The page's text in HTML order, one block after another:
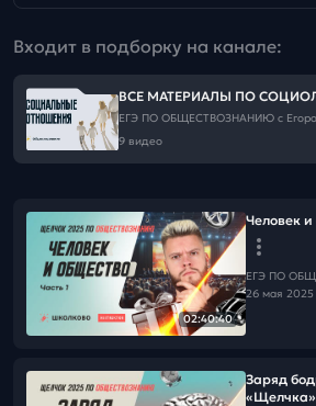
Входит в подборку на канале:
ВСЕ МАТЕРИАЛЫ ПО
ЕГЭ ПО ОБЩЕСТВОЗНАНИЮ c
9 видео
02:40:40
Человек и
26 мая 2025
Заряд